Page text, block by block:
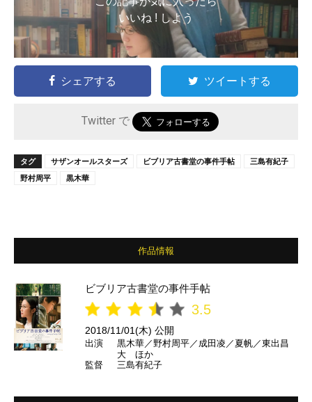
いいね ! しよう
シェアする ツイートする
Twitter で
タグ サザンオールスターズ ビブリア古書堂の事件手帖
三島有紀子
野村周平
黒木華
作品情報
ビブリア古書堂の事件手帖
3.5
2018/11/01(木) 公開
出演
黒木華／野村周平／成田凌／夏帆／東出昌
大 ほか
監督
三島有紀子